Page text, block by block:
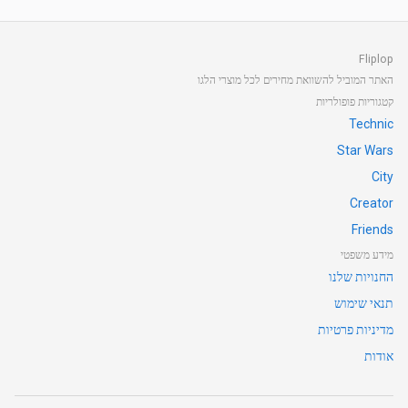
Fliplop
האתר המוביל להשוואת מחירים לכל מוצרי הלגו
קטגוריות פופולריות
Technic
Star Wars
City
Creator
Friends
מידע משפטי
החנויות שלנו
תנאי שימוש
מדיניות פרטיות
אודות